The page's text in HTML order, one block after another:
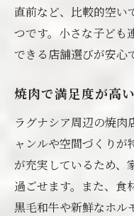
焼肉でお祝いす
焼肉ランチ
お祝いに最適
焼肉で特別
ラグナシア帰
直前など、比較的空い
つです。小さな子ども
できる店舗選びが安心
焼肉で満足度が高
ラグナシア周辺の焼肉
ャンルや空間づくりが
が充実しているため、
過ごせます。また、食
黒毛和牛や新鮮なホル